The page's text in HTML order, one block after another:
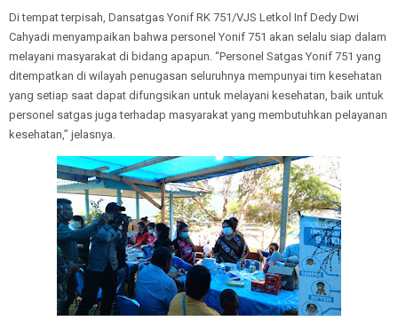
Di tempat terpisah, Dansatgas Yonif RK 751/VJS Letkol Inf Dedy Dwi
Cahyadi menyampaikan bahwa personel Yonif 751 akan selalu siap dalam
melayani masyarakat di bidang apapun. “Personel Satgas Yonif 751 yang
ditempatkan di wilayah penugasan seluruhnya mempunyai tim kesehatan
yang setiap saat dapat difungsikan untuk melayani kesehatan, baik untuk
personel satgas juga terhadap masyarakat yang membutuhkan pelayanan
kesehatan,” jelasnya.